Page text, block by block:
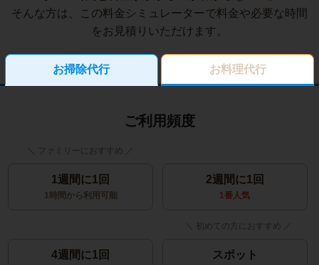
そんな方は、この料金シミュレーターで料金や必要な時間
をお見積りいただけます。
お掃除代行 お料理代行
ご利用頻度
1週間に1回
1時間から利用可能
2週間に1回
1番人気
4週間に1回 スポット